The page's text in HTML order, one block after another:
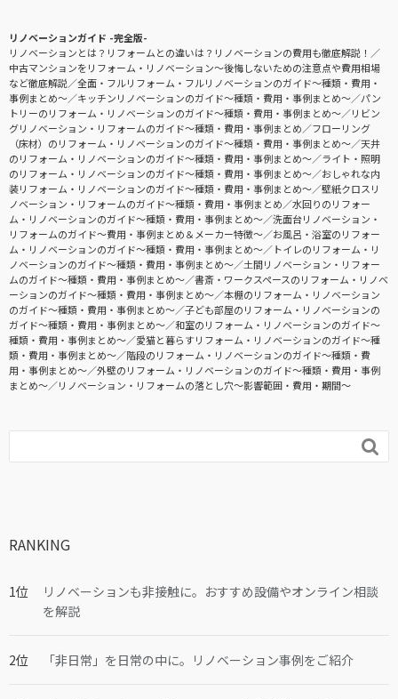
リノベーションガイド -完全版-
リノベーションとは？リフォームとの違いは？リノベーションの費用も徹底解説！
中古マンションをリフォーム・リノベーション〜後悔しないための注意点や費用相場
など徹底解説
全面・フルリフォーム・フルリノベーションのガイド〜種類・費用・
事例まとめ〜
キッチンリノベーションのガイド〜種類・費用・事例まとめ〜
パン
トリーのリフォーム・リノベーションのガイド〜種類・費用・事例まとめ〜
リビン
グリノベーション・リフォームのガイド〜種類・費用・事例まとめ
フローリング
（床材）のリフォーム・リノベーションのガイド〜種類・費用・事例まとめ〜
天井
のリフォーム・リノベーションのガイド〜種類・費用・事例まとめ〜
ライト・照明
のリフォーム・リノベーションのガイド〜種類・費用・事例まとめ〜
おしゃれな内
装リフォーム・リノベーションのガイド〜種類・費用・事例まとめ〜
壁紙クロスリ
ノベーション・リフォームのガイド〜種類・費用・事例まとめ
水回りのリフォー
ム・リノベーションのガイド〜種類・費用・事例まとめ〜
洗面台リノベーション・
リフォームのガイド〜費用・事例まとめ＆メーカー特徴〜
お風呂・浴室のリフォー
ム・リノベーションのガイド〜種類・費用・事例まとめ〜
トイレのリフォーム・リ
ノベーションのガイド〜種類・費用・事例まとめ〜
土間リノベーション・リフォー
ムのガイド〜種類・費用・事例まとめ〜
書斎・ワークスペースのリフォーム・リノベ
ーションのガイド〜種類・費用・事例まとめ〜
本棚のリフォーム・リノベーション
のガイド〜種類・費用・事例まとめ〜
子ども部屋のリフォーム・リノベーションの
ガイド〜種類・費用・事例まとめ〜
和室のリフォーム・リノベーションのガイド〜
種類・費用・事例まとめ〜
愛猫と暮らすリフォーム・リノベーションのガイド〜種
類・費用・事例まとめ〜
階段のリフォーム・リノベーションのガイド〜種類・費
用・事例まとめ〜
外壁のリフォーム・リノベーションのガイド〜種類・費用・事例
まとめ〜
リノベーション・リフォームの落とし穴～影響範囲・費用・期間～

RANKING
リノベーションも非接触に。おすすめ設備やオンライン相談
を解説
「非日常」を日常の中に。リノベーション事例をご紹介